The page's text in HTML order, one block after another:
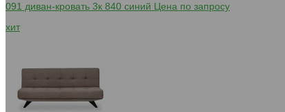
091 диван-кровать 3к 840 синий Цена по запросу
хит